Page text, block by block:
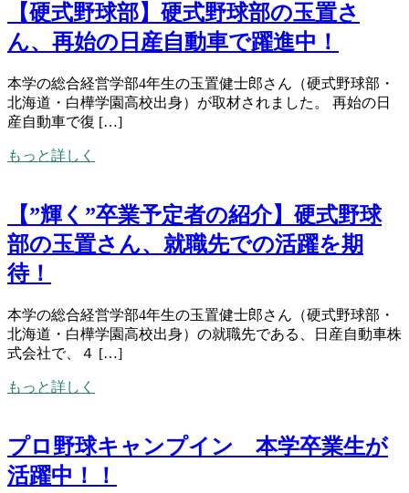
【硬式野球部】硬式野球部の玉置さ
ん、再始の日産自動車で躍進中！
本学の総合経営学部4年生の玉置健士郎さん（硬式野球部・
北海道・白樺学園高校出身）が取材されました。 再始の日
産自動車で復 […]
もっと詳しく
【”輝く”卒業予定者の紹介】硬式野球
部の玉置さん、就職先での活躍を期
待！
本学の総合経営学部4年生の玉置健士郎さん（硬式野球部・
北海道・白樺学園高校出身）の就職先である、日産自動車株
式会社で、４ […]
もっと詳しく
プロ野球キャンプイン 本学卒業生が
活躍中！！